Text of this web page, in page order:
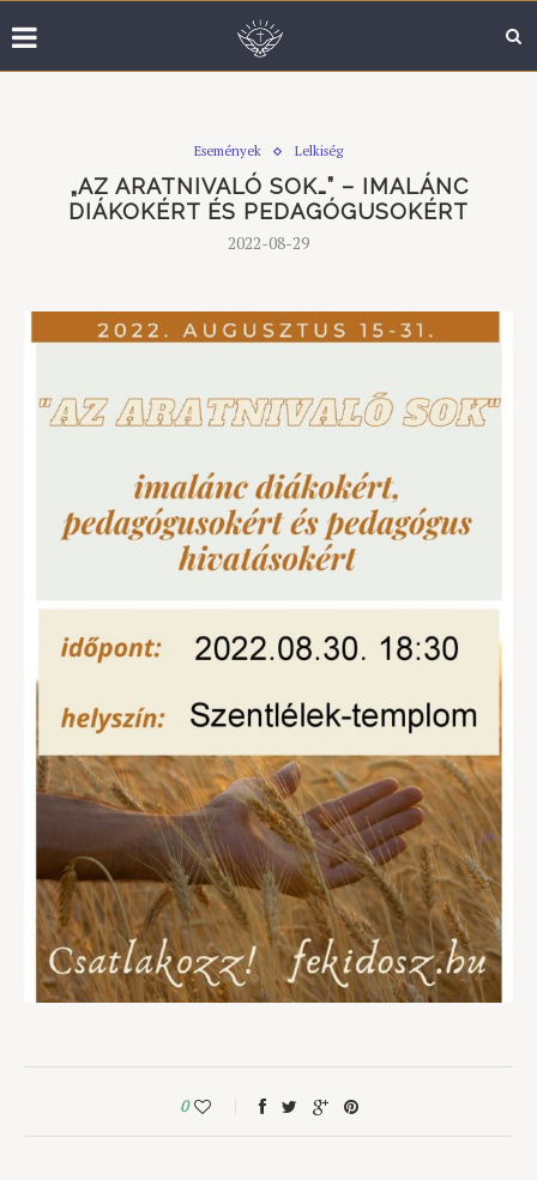
Események Lelkiség
„AZ ARATNIVALÓ SOK…” – IMALÁNC
DIÁKOKÉRT ÉS PEDAGÓGUSOKÉRT
2022-08-29
0